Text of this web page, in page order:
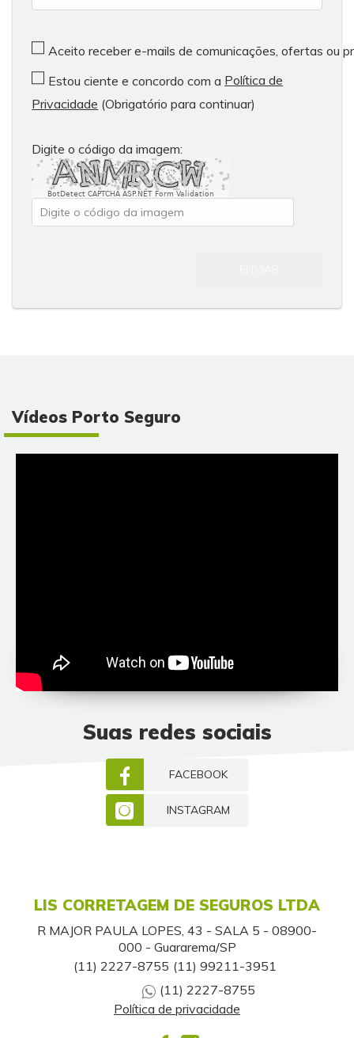
Aceito receber e-mails de comunicações, ofertas ou
Estou ciente e concordo com a Política de
Privacidade (Obrigatório para continuar)
Digite o código da imagem:
BotDetect CAPTCHA ASP.NET Form Validation
Vídeos Porto Seguro
Suas redes sociais
FACEBOOK
INSTAGRAM
LIS CORRETAGEM DE SEGUROS LTDA
R MAJOR PAULA LOPES, 43 - SALA 5 - 08900-
000 - Guararema/SP
(11) 2227-8755 (11) 99211-3951
(11) 2227-8755
Política de privacidade